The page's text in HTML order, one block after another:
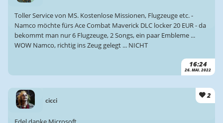
16:24
26. MAI. 2022
Toller Service von MS. Kostenlose Missionen, Flugzeuge etc. -
Namco möchte fürs Ace Combat Maverick DLC locker 20 EUR - da
bekommt man nur 6 Flugzeuge, 2 Songs, ein paar Embleme ...
WOW Namco, richtig ins Zeug gelegt ... NICHT
cicci
2